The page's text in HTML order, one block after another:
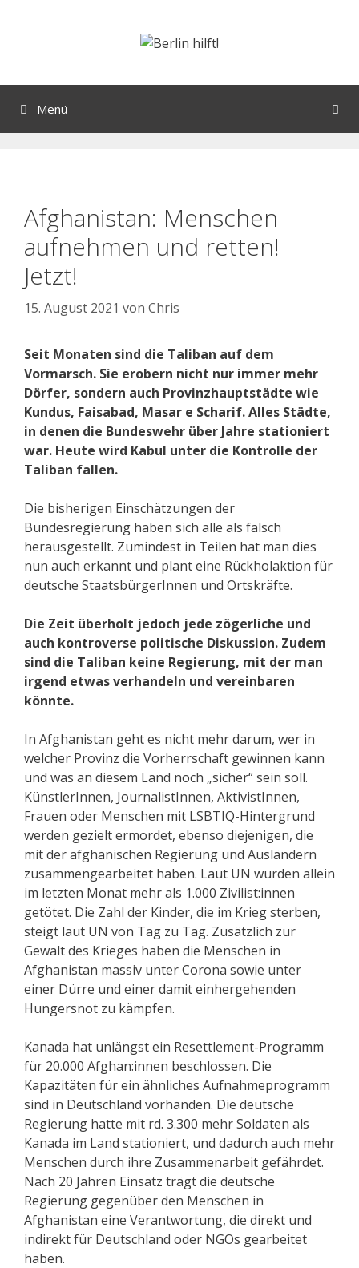
Menü
Afghanistan: Menschen
aufnehmen und retten!
Jetzt!
15. August 2021 von Chris
Seit Monaten sind die Taliban auf dem
Vormarsch. Sie erobern nicht nur immer mehr
Dörfer, sondern auch Provinzhauptstädte wie
Kundus, Faisabad, Masar e Scharif. Alles Städte,
in denen die Bundeswehr über Jahre stationiert
war. Heute wird Kabul unter die Kontrolle der
Taliban fallen.
Die bisherigen Einschätzungen der
Bundesregierung haben sich alle als falsch
herausgestellt. Zumindest in Teilen hat man dies
nun auch erkannt und plant eine Rückholaktion für
deutsche StaatsbürgerInnen und Ortskräfte.
Die Zeit überholt jedoch jede zögerliche und
auch kontroverse politische Diskussion. Zudem
sind die Taliban keine Regierung, mit der man
irgend etwas verhandeln und vereinbaren
könnte.
In Afghanistan geht es nicht mehr darum, wer in
welcher Provinz die Vorherrschaft gewinnen kann
und was an diesem Land noch „sicher“ sein soll.
KünstlerInnen, JournalistInnen, AktivistInnen,
Frauen oder Menschen mit LSBTIQ-Hintergrund
werden gezielt ermordet, ebenso diejenigen, die
mit der afghanischen Regierung und Ausländern
zusammengearbeitet haben. Laut UN wurden allein
im letzten Monat mehr als 1.000 Zivilist:innen
getötet. Die Zahl der Kinder, die im Krieg sterben,
steigt laut UN von Tag zu Tag. Zusätzlich zur
Gewalt des Krieges haben die Menschen in
Afghanistan massiv unter Corona sowie unter
einer Dürre und einer damit einhergehenden
Hungersnot zu kämpfen.
Kanada hat unlängst ein Resettlement-Programm
für 20.000 Afghan:innen beschlossen. Die
Kapazitäten für ein ähnliches Aufnahmeprogramm
sind in Deutschland vorhanden. Die deutsche
Regierung hatte mit rd. 3.300 mehr Soldaten als
Kanada im Land stationiert, und dadurch auch mehr
Menschen durch ihre Zusammenarbeit gefährdet.
Nach 20 Jahren Einsatz trägt die deutsche
Regierung gegenüber den Menschen in
Afghanistan eine Verantwortung, die direkt und
indirekt für Deutschland oder NGOs gearbeitet
haben.